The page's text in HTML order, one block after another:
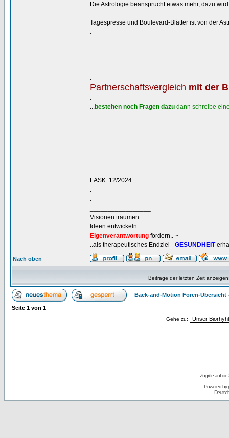
Die Astrologie beansprucht etwas mehr, dazu
Tagespresse und Boulevard-Blätter ist von der
.
.
Partnerschaftsvergleich mit der
.
...bestehen noch Fragen dazu dann schreibe
.
.
.
.
LASK: 12/2024
.
.
Visionen träumen.
Ideen entwickeln.
Eigenverantwortung fördern.. ~
..als therapeutisches Endziel - GESUNDHEIT
Nach oben
Beiträge der letzten Zeit
Back-and-Motion Foren-Übersicht
Seite 1 von 1
Gehe zu:
Zugriffe auf
Powered by